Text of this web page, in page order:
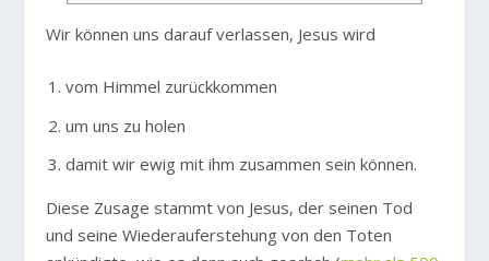
Wir können uns darauf verlassen, Jesus wird
vom Himmel zurückkommen
um uns zu holen
damit wir ewig mit ihm zusammen sein können.
Diese Zusage stammt von Jesus, der seinen Tod
und seine Wiederauferstehung von den Toten